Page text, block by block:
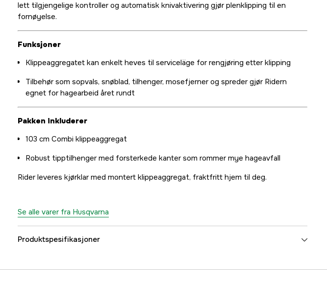
lett tilgjengelige kontroller og automatisk knivaktivering gjør plenklipping til en
fornøyelse.
Funksjoner
Klippeaggregatet kan enkelt heves til serviceläge for rengjøring etter klipping
Tilbehør som sopvals, snøblad, tilhenger, mosefjerner og spreder gjør Ridern
egnet for hagearbeid året rundt
Pakken inkluderer
103 cm Combi klippeaggregat
Robust tipptilhenger med forsterkede kanter som rommer mye hageavfall
Rider leveres kjørklar med montert klippeaggregat, fraktfritt hjem til deg.
Se alle varer fra Husqvarna
Produktspesifikasjoner